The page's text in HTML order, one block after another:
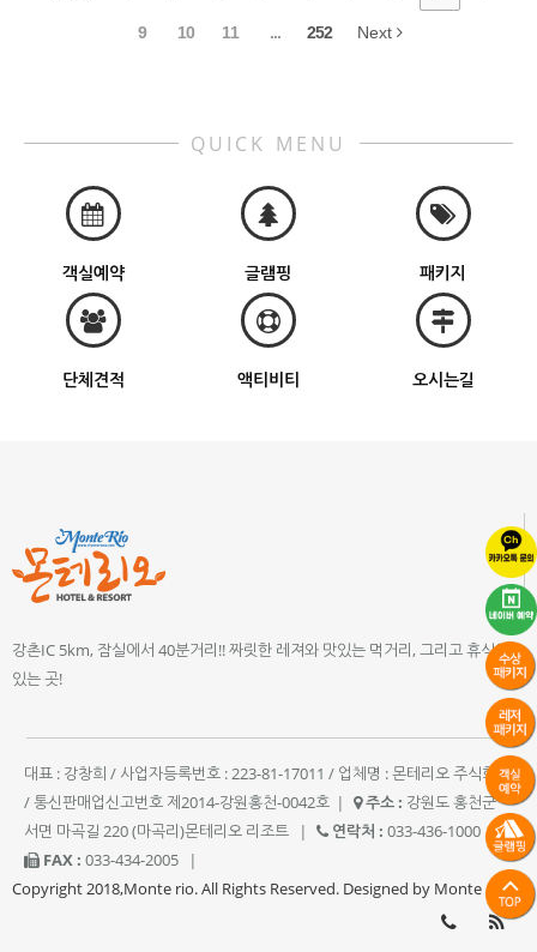
9 10 11 ... 252 Next
QUICK MENU
객실예약 글램핑 패키지
단체견적 액티비티 오시는길
강촌IC 5km, 잠실에서 40분거리!! 짜릿한 레져와 맛있는 먹거리, 그리고 휴식이
있는 곳!
대표 : 강창희 / 사업자등록번호 : 223-81-17011 / 업체명 : 몬테리오 주식회사
/ 통신판매업신고번호 제2014-강원홍천-0042호 | 주소 : 강원도 홍천군
서면 마곡길 220 (마곡리)몬테리오 리조트
| 연락처 : 033-436-1000
|
FAX : 033-434-2005
|
Copyright 2018,Monte rio. All Rights Reserved. Designed by Monte rio.